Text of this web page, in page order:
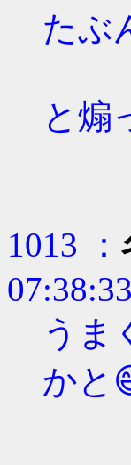
たぶ
と煽
1013 ：
07:38:33
うま
かと